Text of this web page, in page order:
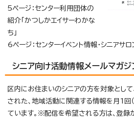
5ページ：センター利用団体の
紹介「かつしかエイサーわかな
ち」
6ページ：センターイベント情報・シニアサ
シニア向け活動情報メールマガ
区内にお住まいのシニアの方を対象とし
された、地域活動に関連する情報を月1回
ています。※配信を希望される方は、登録